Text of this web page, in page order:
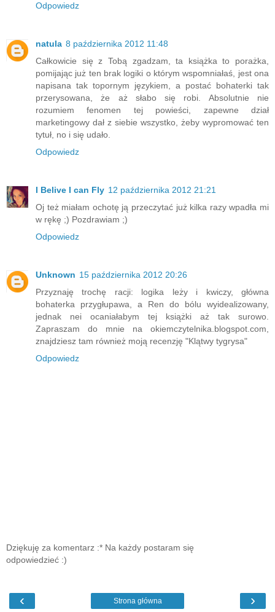
Odpowiedz
natula 8 października 2012 11:48
Całkowicie się z Tobą zgadzam, ta książka to porażka,
pomijając już ten brak logiki o którym wspomniałaś, jest ona
napisana tak topornym językiem, a postać bohaterki tak
przerysowana, że aż słabo się robi. Absolutnie nie
rozumiem fenomen tej powieści, zapewne dział
marketingowy dał z siebie wszystko, żeby wypromować ten
tytuł, no i się udało.
Odpowiedz
I Belive I can Fly 12 października 2012 21:21
Oj też miałam ochotę ją przeczytać już kilka razy wpadła mi
w rękę ;) Pozdrawiam ;)
Odpowiedz
Unknown 15 października 2012 20:26
Przyznaję trochę racji: logika leży i kwiczy, główna
bohaterka przygłupawa, a Ren do bólu wyidealizowany,
jednak nei ocaniałabym tej książki aż tak surowo.
Zapraszam do mnie na okiemczytelnika.blogspot.com,
znajdziesz tam również moją recenzję "Klątwy tygrysa"
Odpowiedz
Dziękuję za komentarz :* Na każdy postaram się
odpowiedzieć :)
‹ ›
Strona główna